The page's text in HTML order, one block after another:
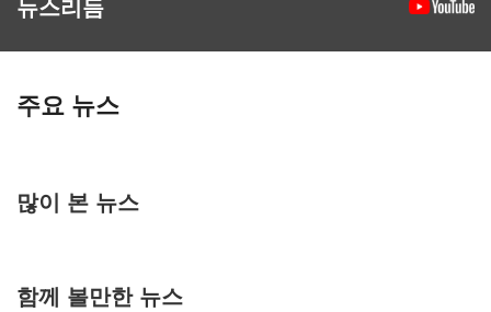
주요 뉴스
많이 본 뉴스
함께 볼만한 뉴스